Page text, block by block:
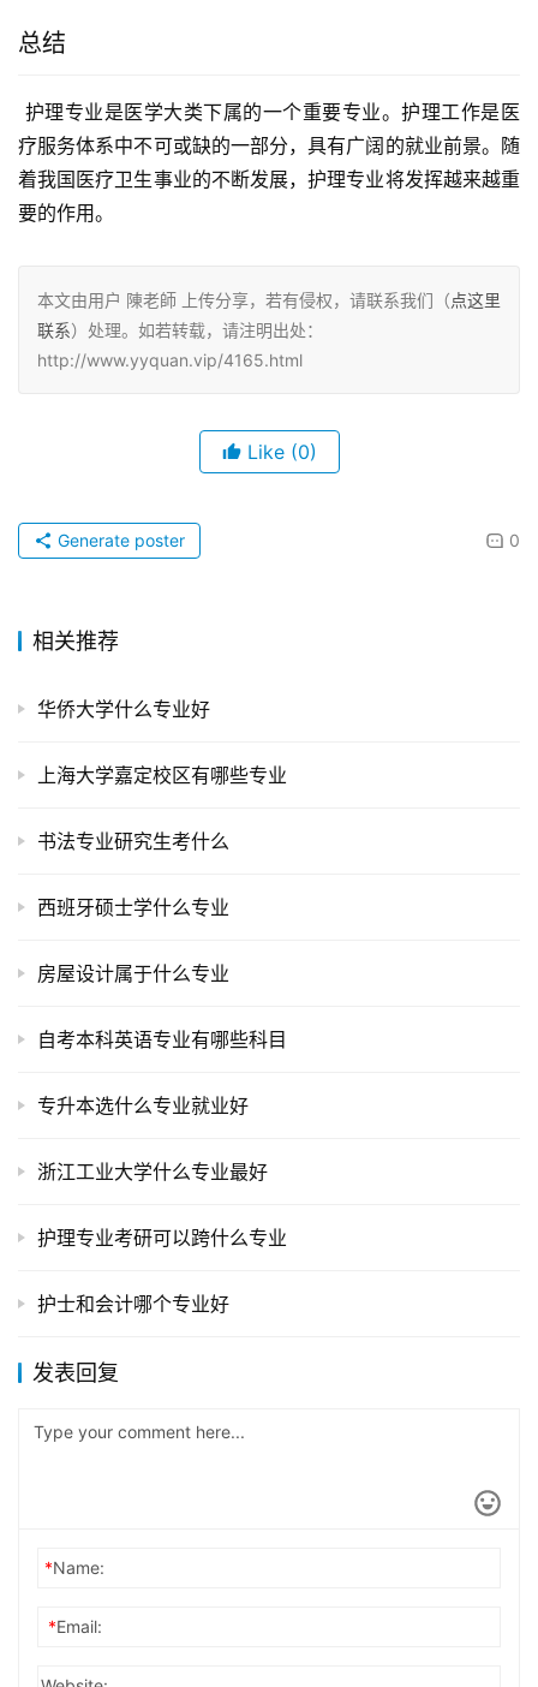
总结
疗服务体系中不可或缺的一部分，具有广阔的就业前景。随
着我国医疗卫生事业的不断发展，护理专业将发挥越来越重
要的作用。
本文由用户 陳老師 上传分享，若有侵权，请联系我们（点这里
联系）处理。如若转载，请注明出处：
http://www.yyquan.vip/4165.html
Like (0)
0
Generate poster
相关推荐
华侨大学什么专业好
上海大学嘉定校区有哪些专业
书法专业研究生考什么
西班牙硕士学什么专业
房屋设计属于什么专业
自考本科英语专业有哪些科目
专升本选什么专业就业好
浙江工业大学什么专业最好
护理专业考研可以跨什么专业
护士和会计哪个专业好
发表回复
*Name:
*Email: